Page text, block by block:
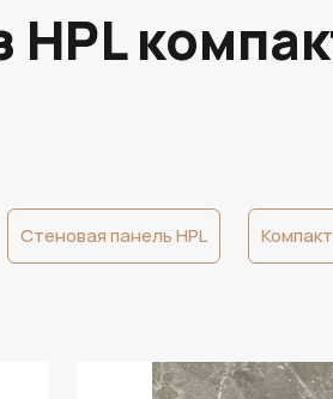
Стеновая панель HPL